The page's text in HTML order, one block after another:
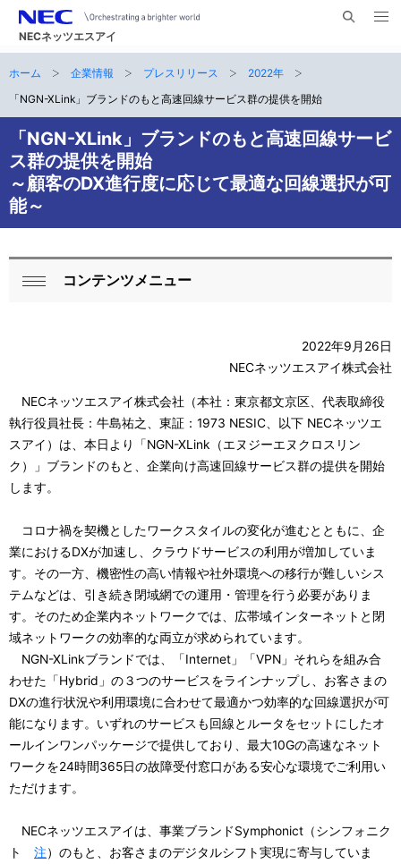
NECネッツエスアイ
メ
ナ
ー
シ
ョ
サ
ト
内
の
在
ホーム 企業情報 プレスリリース
2022年
「NGN-XLink」ブランドのもと高速回線サービス群の提供を開始
「NGN-XLink」ブランドのもと高速回線サービ
ス群の提供を開始
～顧客のDX進行度に応じて最適な回線選択が可
能～
ロ
ナ
ビ
ゲ
シ
ョ
ン
コンテンツメニュー
2022年9月26日
NECネッツエスアイ株式会社
NECネッツエスアイ株式会社（本社：東京都文京区、代表取締役
執行役員社長：牛島祐之、東証：1973 NESIC、以下 NECネッツエ
スアイ）は、本日より「NGN-XLink（エヌジーエヌクロスリン
ク）」ブランドのもと、企業向け高速回線サービス群の提供を開始
します。
コロナ禍を契機としたワークスタイルの変化が進むとともに、企
業におけるDXが加速し、クラウドサービスの利用が増加していま
す。その一方、機密性の高い情報や社外環境への移行が難しいシス
テムなどは、引き続き閉域網での運用・管理を行う必要がありま
す。そのため企業内ネットワークでは、広帯域インターネットと閉
域ネットワークの効率的な両立が求められています。
NGN-XLinkブランドでは、「Internet」「VPN」それらを組み合
わせた「Hybrid」の３つのサービスをラインナップし、お客さまの
DXの進行状況や利用環境に合わせて最適かつ効率的な回線選択が可
能になります。いずれのサービスも回線とルータをセットにしたオ
ールインワンパッケージで提供しており、最大10Gの高速なネット
ワークを24時間365日の故障受付窓口がある安心な環境でご利用い
ただけます。
NECネッツエスアイは、事業ブランドSymphonict（シンフォニク
ト 注）のもと、お客さまのデジタルシフト実現に寄与していま